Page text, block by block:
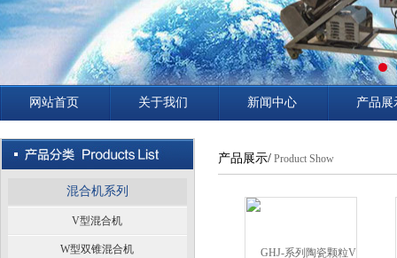
网站首页 关于我们 新闻中心 产品展
混合机系列
V型混合机
W型双锥混合机
产品展示/ Product Show